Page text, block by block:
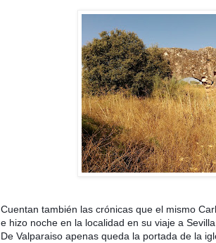
Cuentan también las crónicas que el mismo
e hizo noche en la localidad en su viaje a
De Valparaiso apenas queda la portada de la